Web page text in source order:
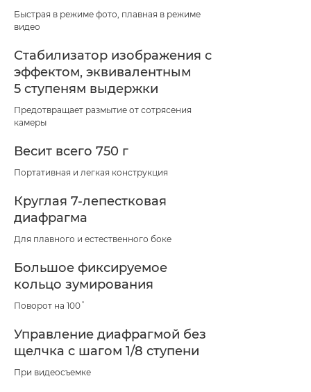
Быстрая в режиме фото, плавная в режиме
видео
Стабилизатор изображения с
эффектом, эквивалентным
5 ступеням выдержки
Предотвращает размытие от сотрясения
камеры
Весит всего 750 г
Портативная и легкая конструкция
Круглая 7-лепестковая
диафрагма
Для плавного и естественного боке
Большое фиксируемое
кольцо зумирования
Поворот на 100˚
Управление диафрагмой без
щелчка с шагом 1/8 ступени
При видеосъемке